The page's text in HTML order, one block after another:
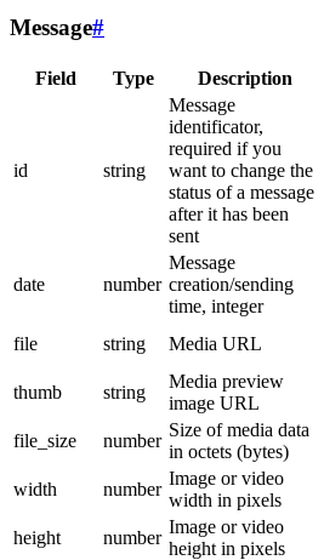
Message#
Field Type Description
id string
Message
identificator,
required if you
want to change the
status of a message
after it has been
sent
date number
Message
creation/sending
time, integer
file string Media URL
thumb
string
Media preview
image URL
file_size
number
Size of media data
in octets (bytes)
width
number
Image or video
width in pixels
height
number
Image or video
height in pixels